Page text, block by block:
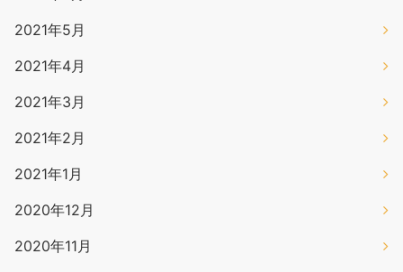
2021年5月
2021年4月
2021年3月
2021年2月
2021年1月
2020年12月
2020年11月